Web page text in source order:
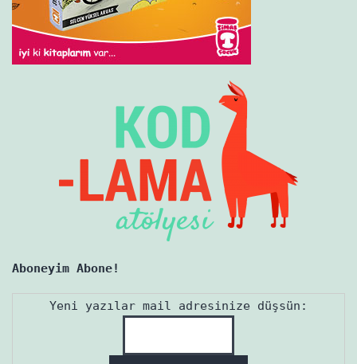
Aboneyim Abone!
Yeni yazılar mail adresinize düşsün: